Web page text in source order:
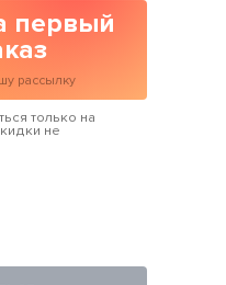
первый
рассылку
только на
не